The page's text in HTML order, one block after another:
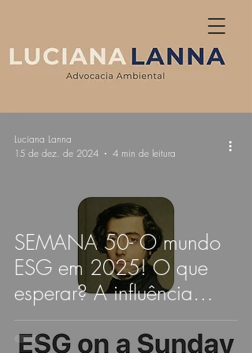
SEMANA 50- O mundo
ESG em 2025! O que
esperar? A influência
desafia narrativas de
Luciana Lanna
15 de dez. de 2024
4 min de leitura